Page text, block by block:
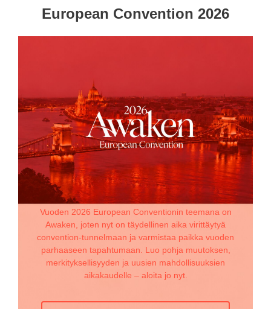
European Convention 2026
Vuoden 2026 European Conventionin teemana on
Awaken, joten nyt on täydellinen aika virittäytyä
convention-tunnelmaan ja varmistaa paikka vuoden
parhaaseen tapahtumaan. Luo pohja muutoksen,
merkityksellisyyden ja uusien mahdollisuuksien
aikakaudelle – aloita jo nyt.